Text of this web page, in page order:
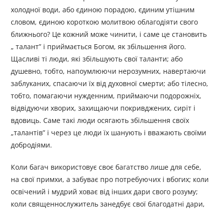
холодної води, або єдиною порадою, єдиним утішним
словом, єдиною короткою молитвою облагодіяти свого
ближнього? Це кожний може чинити, і саме це становить
„ талант” і приймається Богом, як збільшення його.
Щасливі ті люди, які збільшують свої таланти; або
душевно, тобто, напоумлюючи нерозумних, навертаючи
заблуканих, спасаючи їх від духовної смерти; або тілесно,
тобто, помагаючи нужденним, приймаючи подорожніх,
відвідуючи хворих, захищаючи покривджених, сиріт і
вдовиць. Саме такі люди осягають збільшення своїх
„талантів” і через це люди їх шанують і вважають своїми
добродіями.
Коли багач використовує своє багатство лише для себе,
на свої примхи, а забуває про потребуючих і вбогих; коли
освічений і мудрий ховає від інших дари свого розуму;
коли священнослужитель занедбує свої благодатні дари,